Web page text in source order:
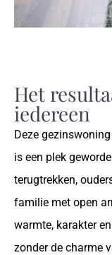
Het
iedereen
Deze
is een plek
terugtrekken,
familie met open
warmte, karakter
zonder de charme